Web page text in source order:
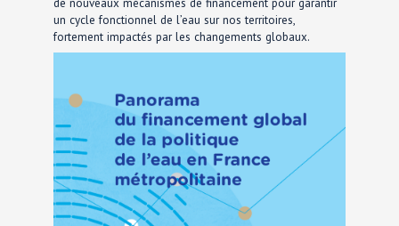
un cycle fonctionnel de l’eau sur nos territoires,
fortement impactés par les changements globaux.